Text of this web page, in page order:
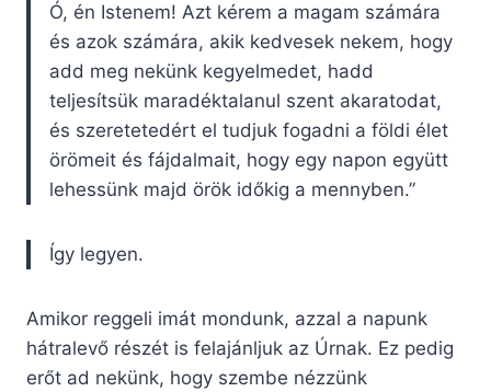
Ó, én Istenem! Azt kérem a magam számára
és azok számára, akik kedvesek nekem, hogy
add meg nekünk kegyelmedet, hadd
teljesítsük maradéktalanul szent akaratodat,
és szeretetedért el tudjuk fogadni a földi élet
örömeit és fájdalmait, hogy egy napon együtt
lehessünk majd örök időkig a mennyben.”
Így legyen.
Amikor reggeli imát mondunk, azzal a napunk
hátralevő részét is felajánljuk az Úrnak. Ez pedig
erőt ad nekünk, hogy szembe nézzünk